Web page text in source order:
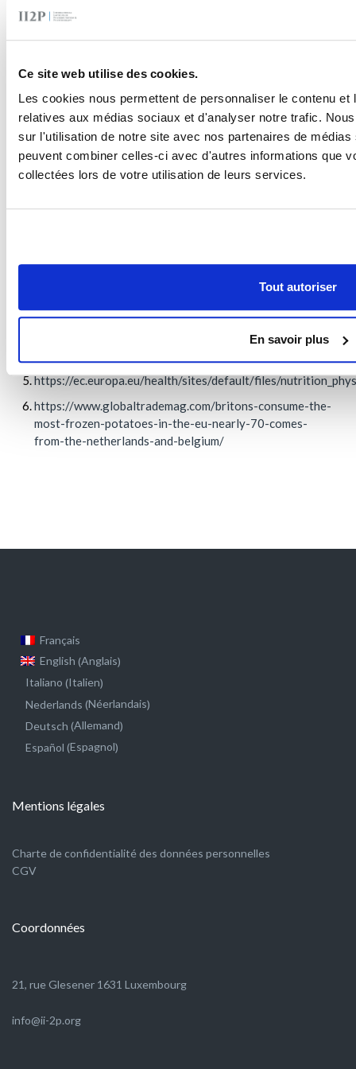
Ce site web utilise des cookies.
Les cookies nous permettent de personnaliser le contenu
relatives aux médias sociaux et d'analyser notre trafic.
sur l'utilisation de notre site avec nos partenaires de
peuvent combiner celles-ci avec d'autres informations que
collectées lors de votre utilisation de leurs services.
Tout autoriser
En savoir plus
Bibliographie
Mensink GBM, Fletcher R, Gurinovic M, et al. Mapping
low intake of micronutrients across Europe.British
Journal of Nutrition. 2013;110(4):755-773.
doi:10.1159/000332762
https://www.euro.who.int/__data/assets/pdf_file/0004/
Elmadfa I, Meyer A, Nowak V, et al. European Nutrition
. 2009;62:1-405.
https://ec.europa.eu/health/sites/default/files/
https://www.globaltrademag.com/britons-consume-the-
most-frozen-potatoes-in-the-eu-nearly-70-comes-
from-the-netherlands-and-belgium/
Français
English (Anglais)
Italiano (Italien)
Nederlands (Néerlandais)
Deutsch (Allemand)
Español (Espagnol)
Mentions légales
Charte de confidentialité des données personnelles
CGV
Coordonnées
21, rue Glesener 1631 Luxembourg
info@ii-2p.org